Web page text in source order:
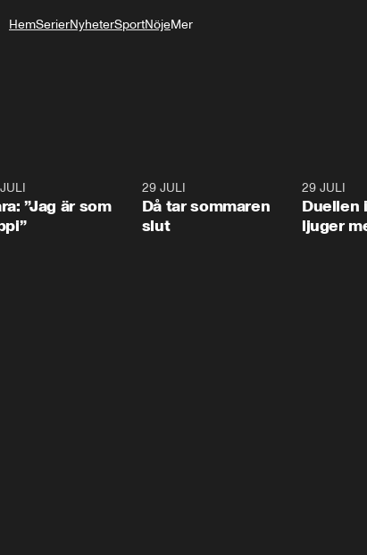
HemSerierNyheterSportNöjeMer
”Jag är som
29 JULI
Då tar sommaren
slut
29 JULI
Duellen
ljuger